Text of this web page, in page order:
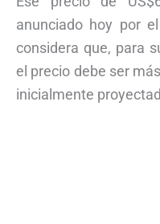
anunciado hoy por
considera que, para
el precio debe ser
inicialmente